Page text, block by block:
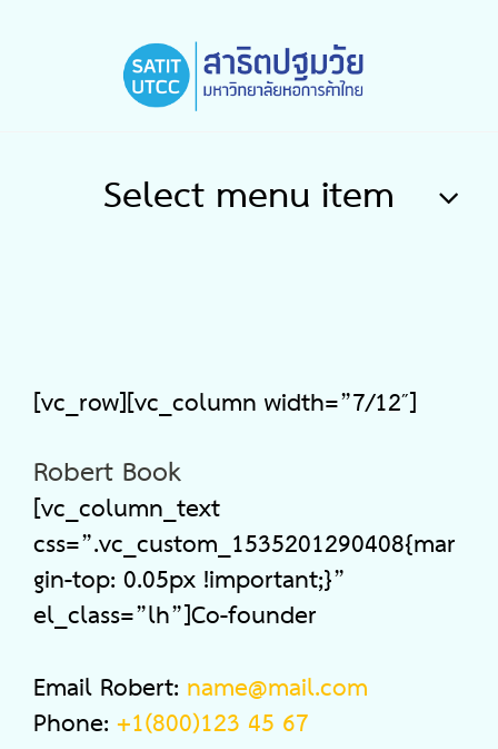
Select menu item
[vc_row][vc_column width=”7/12″]
Robert Book
[vc_column_text
css=”.vc_custom_1535201290408{mar
gin-top: 0.05px !important;}”
el_class=”lh”]Co-founder
Email Robert: name@mail.com
Phone: +1(800)123 45 67